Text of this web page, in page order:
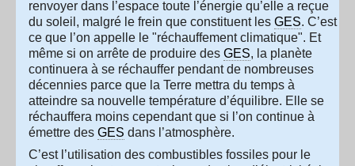
renvoyer dans l’espace toute l’énergie qu’elle a reçue
du soleil, malgré le frein que constituent les GES. C’est
ce que l’on appelle le "réchauffement climatique". Et
même si on arrête de produire des GES, la planète
continuera à se réchauffer pendant de nombreuses
décennies parce que la Terre mettra du temps à
atteindre sa nouvelle température d’équilibre. Elle se
réchauffera moins cependant que si l’on continue à
émettre des GES dans l’atmosphère.
C’est l’utilisation des combustibles fossiles pour le